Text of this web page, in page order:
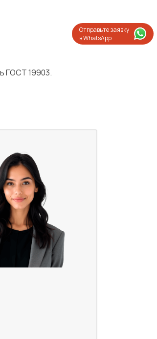
Отправьте заявку
в WhatsApp
ГОСТ 19903.